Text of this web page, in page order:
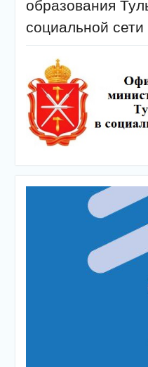
образования
социальной сети